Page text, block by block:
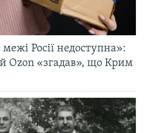
Росії недоступна»:
Ozon «згадав», що Крим